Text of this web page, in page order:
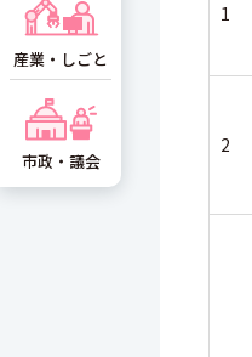
1
2
産業・しごと
市政・議会